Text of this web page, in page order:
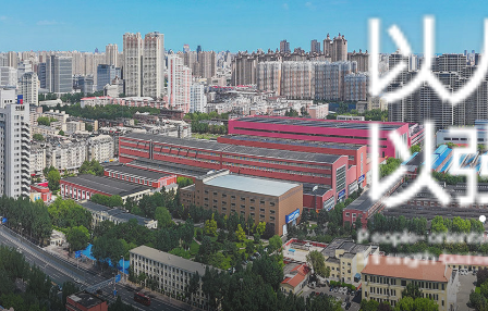
以
以
People-
Strength-